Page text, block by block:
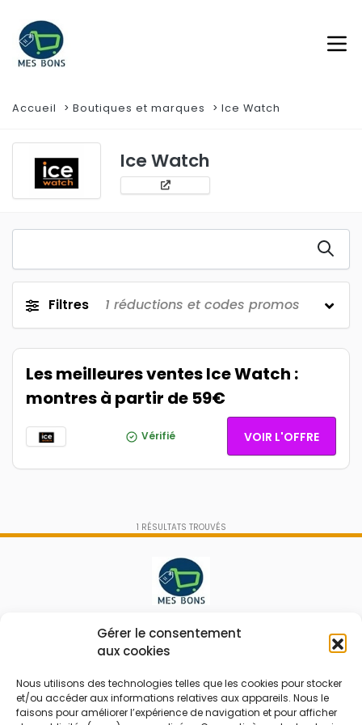
Gérer le consentement
aux cookies
Nous utilisons des technologies telles que les cookies pour stocker
et/ou accéder aux informations relatives aux appareils. Nous le
faisons pour améliorer l’expérience de navigation et pour afficher
Accueil Boutiques et marques Ice Watch
Ice Watch
Filtres 1 réductions et codes promos
Les meilleures ventes Ice Watch :
montres à partir de 59€
Vérifié VOIR L'OFFRE
1 RÉSULTATS TROUVÉS
Le prix peut être réduit !
FAQ
Code réduction